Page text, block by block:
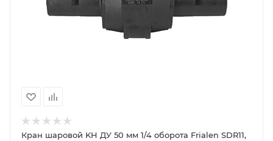
Кран шаровой KH ДУ 50 мм 1/4 оборота Frialen SDR11,